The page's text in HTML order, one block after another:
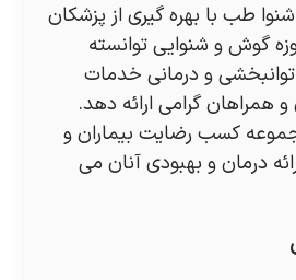
طب با بهره گیری از پزشکان
گوش و شنوایی توانسته
و درمانی خدمات
و همراهان گرامی ارائه دهد.
کسب رضایت بیماران و
درمان و بهبودی آنان می